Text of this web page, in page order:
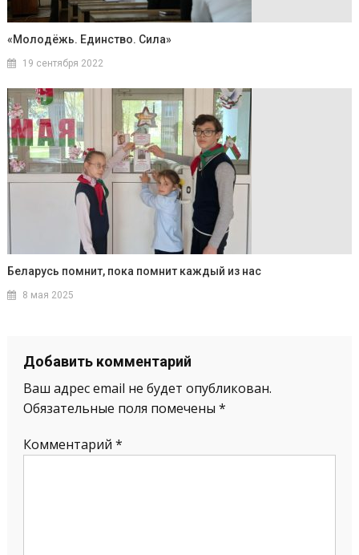
«Молодёжь. Единство. Сила»
19 сентября 2022
Беларусь помнит, пока помнит каждый из нас
8 мая 2025
Добавить комментарий
Ваш адрес email не будет опубликован.
Обязательные поля помечены *
Комментарий *